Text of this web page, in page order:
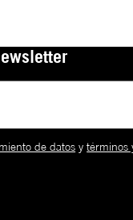
de datos ytérminos